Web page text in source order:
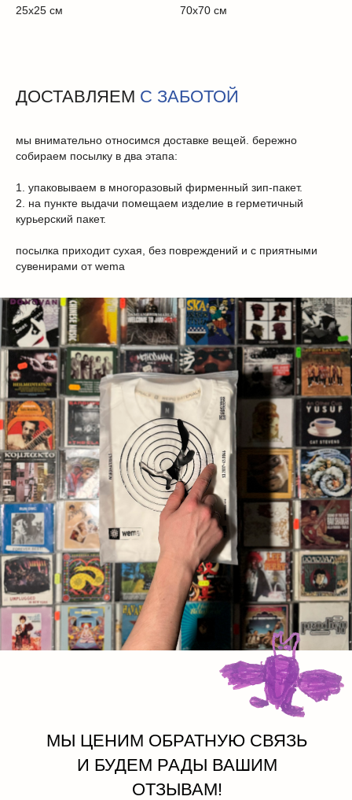
25х25 см 70х70 см
ДОСТАВЛЯЕМ С ЗАБОТОЙ
мы внимательно относимся доставке вещей. бережно
собираем посылку в два этапа:
1. упаковываем в многоразовый фирменный зип-пакет.
2. на пункте выдачи помещаем изделие в герметичный
курьерский пакет.
посылка приходит сухая, без повреждений и с приятными
сувенирами от wema
МЫ ЦЕНИМ ОБРАТНУЮ СВЯЗЬ
И БУДЕМ РАДЫ ВАШИМ
ОТЗЫВАМ!
КАТАЛОГ
о бренде
история
проекты
коллекции
КОНТАКТЫ
телеграм
vk
запретграм
ПОМОЩЬ
отзывы
доставка
оплата
обмен и возврат
гарантия
уход за одеждой
политика
публичная оферта
вакансии
СОЗДАЕМ С 2021 ГОДА